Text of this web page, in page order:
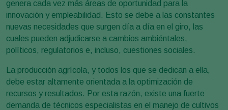
genera cada vez más áreas de oportunidad para la
innovación y empleabilidad. Esto se debe a las constantes
nuevas necesidades que surgen día a día en el giro, las
cuales pueden adjudicarse a cambios ambiéntales,
políticos, regulatorios e, incluso, cuestiones sociales.
La producción agrícola, y todos los que se dedican a ella,
debe estar altamente orientada a la optimización de
recursos y resultados. Por esta razón, existe una fuerte
demanda de técnicos especialistas en el manejo de cultivos